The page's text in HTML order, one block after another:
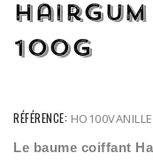
100G
RÉFÉRENCE: HO100VANILLE
Le baume coiffant